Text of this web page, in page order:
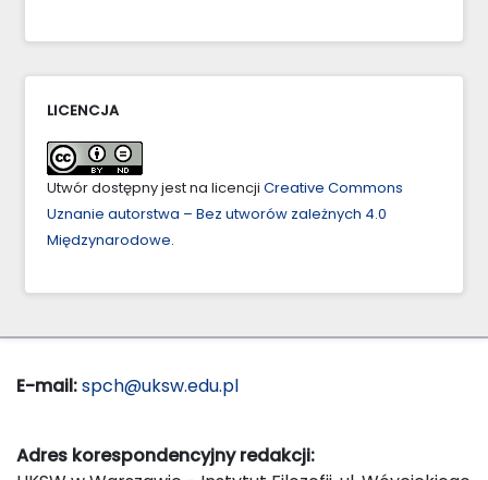
LICENCJA
Utwór dostępny jest na licencji Creative Commons
Uznanie autorstwa – Bez utworów zależnych 4.0
Międzynarodowe.
E-mail:spch@uksw.edu.pl
Adres korespondencyjny redakcji: